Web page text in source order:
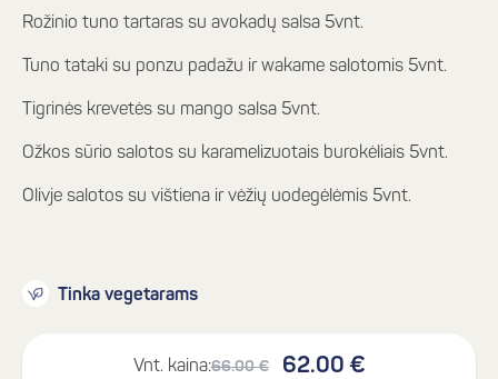
Rožinio tuno tartaras su avokadų salsa 5vnt.
Tuno tataki su ponzu padažu ir wakame salotomis 5vnt.
Tigrinės krevetės su mango salsa 5vnt.
Ožkos sūrio salotos su karamelizuotais burokėliais 5vnt.
Olivje salotos su vištiena ir vėžių uodegėlėmis 5vnt.
Tinka vegetarams
Vnt. kaina:66.00 € 62.00 €